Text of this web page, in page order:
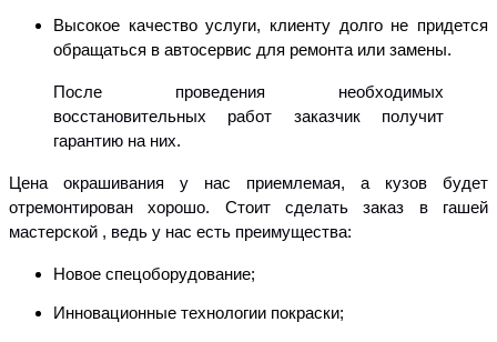
Высокое качество услуги, клиенту долго не придется
обращаться в автосервис для ремонта или замены.
После проведения необходимых
восстановительных работ заказчик получит
гарантию на них.
Цена окрашивания у нас приемлемая, а кузов будет
отремонтирован хорошо. Стоит сделать заказ в гашей
мастерской , ведь у нас есть преимущества:
Новое спецоборудование;
Инновационные технологии покраски;